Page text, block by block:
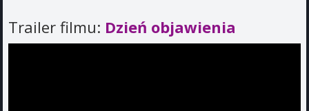
Trailer filmu: Dzień objawienia